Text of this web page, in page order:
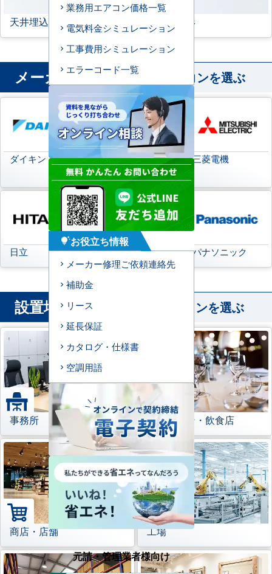
天井埋込ダクト形 天吊自在形
メーカー から業務用エアコンを選ぶ
ダイキン
日本キヤリア
(旧:東芝キヤリア)
三菱電機
日立 三菱重工 パナソニック
設置場所 から業務用エアコンを選ぶ
事務所 レストラン・飲食店
商店・店舗 工場
業務用エアコン価格一覧
電気料金シミュレーション
工事費用シミュレーション
エラーコード一覧
tips_and_updatesお役立ち情報
メーカー修理ご依頼連絡先
補助金
リース
延長保証
カタログ・仕様書
空調用語
元請・管理業者様向け